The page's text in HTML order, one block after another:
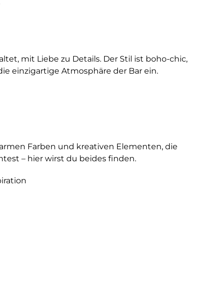
mit Liebe zu Details. Der Stil ist boho-chic,
einzigartige Atmosphäre der Bar ein.
Farben und kreativen Elementen, die
– hier wirst du beides finden.